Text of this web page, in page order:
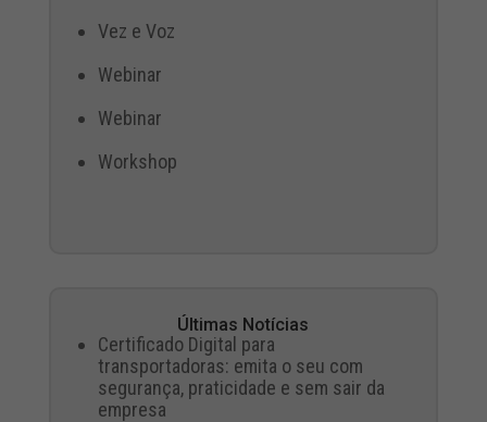
Vez e Voz
Webinar
Webinar
Workshop
Últimas Notícias
Certificado Digital para
transportadoras: emita o seu com
segurança, praticidade e sem sair da
empresa